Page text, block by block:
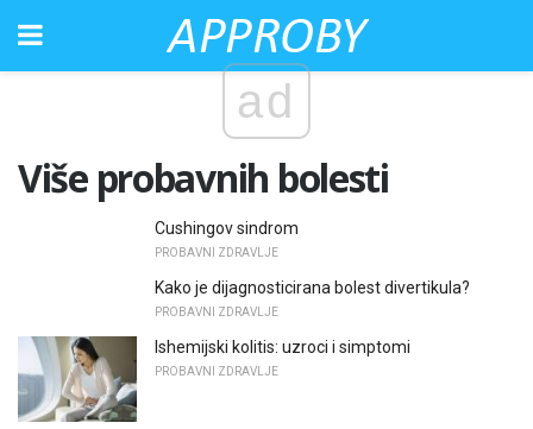
ad
Više probavnih bolesti
Cushingov sindrom
PROBAVNI ZDRAVLJE
Kako je dijagnosticirana bolest divertikula?
PROBAVNI ZDRAVLJE
Ishemijski kolitis: uzroci i simptomi
PROBAVNI ZDRAVLJE